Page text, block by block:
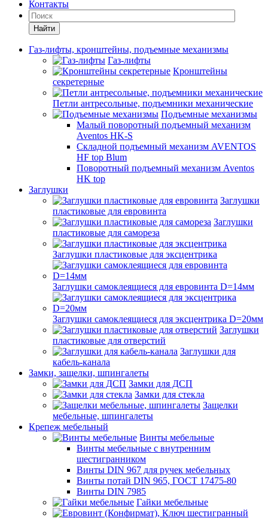
Контакты
Найти
Газ-лифты, кронштейны, подъемные механизмы
Газ-лифты
Кронштейны
секретерные
Петли антресольные, подъемники механические
Подъемные механизмы
Малый поворотный подъемный механизм
Aventos HK-S
Складной подъемный механизм AVENTOS
HF top Blum
Поворотный подъемный механизм Aventos
HK top
Заглушки
Заглушки
пластиковые для евровинта
Заглушки
пластиковые для самореза
Заглушки пластиковые для эксцентрика
Заглушки самоклеящиеся для евровинта D=14мм
Заглушки самоклеящиеся для эксцентрика D=20мм
Заглушки
пластиковые для отверстий
Заглушки для
кабель-канала
Замки, защелки, шпингалеты
Замки для ДСП
Замки для стекла
Защелки
мебельные, шпингалеты
Крепеж мебельный
Винты мебельные
Винты мебельные с внутренним
шестигранником
Винты DIN 967 для ручек мебельных
Винты потай DIN 965, ГОСТ 17475-80
Винты DIN 7985
Гайки мебельные